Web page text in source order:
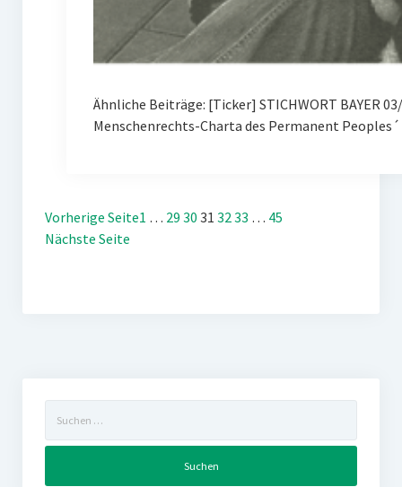
Ähnliche Beiträge: [Ticker] STICHWORT BAYER
Menschenrechts-Charta des Permanent
Vorherige Seite1 … 29 30 31 3233 … 45
Nächste Seite
nach: